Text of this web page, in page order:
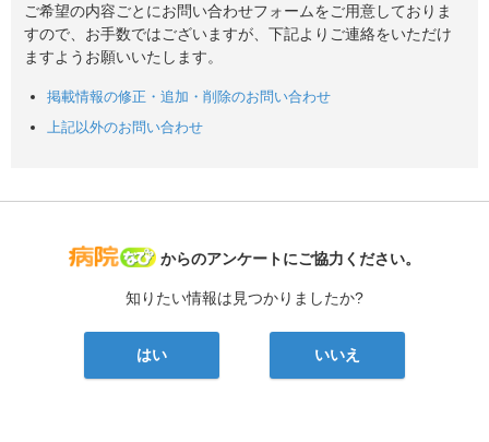
ご希望の内容ごとにお問い合わせフォームをご用意しておりま
すので、お手数ではございますが、下記よりご連絡をいただけ
ますようお願いいたします。
掲載情報の修正・追加・削除のお問い合わせ
上記以外のお問い合わせ
病院なび
からのアンケートにご協力ください。
知りたい情報は見つかりましたか?
はい いいえ